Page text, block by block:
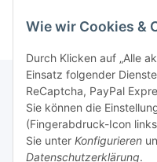
Gesetzliche Informationen
Wie wir Cookies &
Durch Klicken auf „Alle
Einsatz folgender
ReCaptcha, PayPal
Sie können die
(Fingerabdruck-Icon
Sie unter Konfigurieren
Datenschutzerklärung.